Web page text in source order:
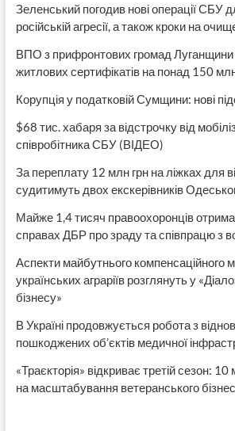
Зеленський погодив нові операції СБУ
російській агресії, а також кроки на
ВПО з прифронтових громад
житлових сертифікатів на понад 150
Корупція у податковій Сумщини: нові
$68 тис. хабаря за відстрочку від
співробітника СБУ (ВІДЕО)
За переплату 12 млн грн на ліжках для
судитимуть двох екскерівників
Майже 1,4 тисяч правоохоронців
справах ДБР про зраду та співпрацю з
Аспекти майбутнього компенсаційного
українських аграріїв розглянуть у
бізнесу»
В Україні продовжується робота з
пошкоджених об’єктів медичної
«Траєкторія» відкриває третій сезон: 10
на масштабування ветеранського